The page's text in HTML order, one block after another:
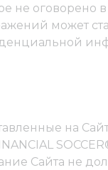
не оговорено
может
на
Сайта не